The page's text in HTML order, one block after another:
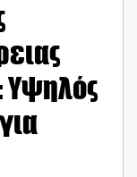
Υψηλός